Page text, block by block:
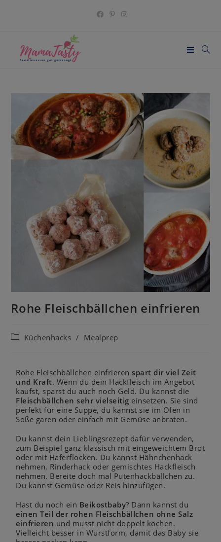
Rohe Fleischbällchen einfrieren
Küchenhacks / Mealprep
Rohe Fleischbällchen einfrierenspart dir viel Zeit
und Kraft. Wenn du dein Hackfleisch im Angebot
kaufst, sparst du auch noch Geld. Du kannst die
Fleischbällchen sehr vielseitig einsetzen. Sie sind
perfekt für eine Suppe, du kannst sie im Ofen in
Soße garen oder einfach mit Gemüse anbraten.
Du kannst dein Lieblingsrezept dafür verwenden,
zum Beispiel ganz klassisch mit eingeweichtem Brot
oder mit Haferflocken. Du kannst Hähnchenhack
nehmen, Rinderhack oder gemischtes Hackfleisch
nehmen. Bereite doch mal Putenhackbällchen zu.
Du kannst Gemüse oder Reis hinzufügen.
Hast du noch ein Beikostbaby? Dann kannst du
einen Teil der rohen Fleischbällchen ohne Salz
einfrieren und musst nicht doppelt kochen.
Vielleicht besser in Wurstform, damit das Baby sie